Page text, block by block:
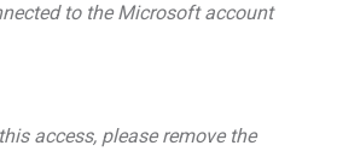
to the Microsoft account
access, please remove the